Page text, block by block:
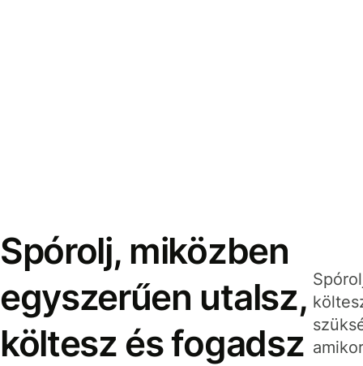
Spórolj, miközben
egyszerűen utalsz,
költesz és fogadsz